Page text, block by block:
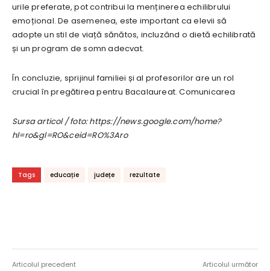
urile preferate, pot contribui la menținerea echilibrului
emoțional. De asemenea, este important ca elevii să
adopte un stil de viață sănătos, incluzând o dietă echilibrată
și un program de somn adecvat.
În concluzie, sprijinul familiei și al profesorilor are un rol
crucial în pregătirea pentru Bacalaureat. Comunicarea
Sursa articol / foto: https://news.google.com/home?
hl=ro&gl=RO&ceid=RO%3Aro
Tags educație județe rezultate
Articolul precedent Articolul următor